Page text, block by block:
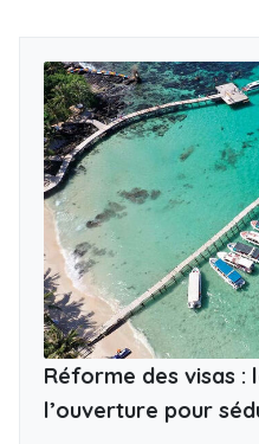
Réforme des visas :
l’ouverture pour